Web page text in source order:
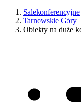
Salekonferencyjne
Tarnowskie Góry
Obiekty na duże